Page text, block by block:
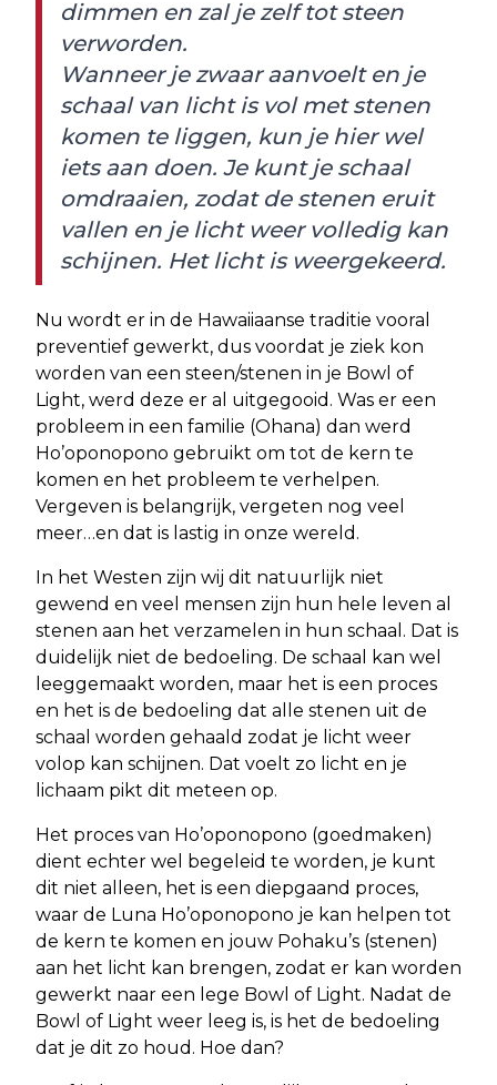
dimmen en zal je zelf tot steen
verworden.
Wanneer je zwaar aanvoelt en je
schaal van licht is vol met stenen
komen te liggen, kun je hier wel
iets aan doen. Je kunt je schaal
omdraaien, zodat de stenen eruit
vallen en je licht weer volledig kan
schijnen. Het licht is weergekeerd.
Nu wordt er in de Hawaiiaanse traditie vooral
preventief gewerkt, dus voordat je ziek kon
worden van een steen/stenen in je Bowl of
Light, werd deze er al uitgegooid. Was er een
probleem in een familie (Ohana) dan werd
Ho’oponopono gebruikt om tot de kern te
komen en het probleem te verhelpen.
Vergeven is belangrijk, vergeten nog veel
meer…en dat is lastig in onze wereld.
In het Westen zijn wij dit natuurlijk niet
gewend en veel mensen zijn hun hele leven al
stenen aan het verzamelen in hun schaal. Dat is
duidelijk niet de bedoeling. De schaal kan wel
leeggemaakt worden, maar het is een proces
en het is de bedoeling dat alle stenen uit de
schaal worden gehaald zodat je licht weer
volop kan schijnen. Dat voelt zo licht en je
lichaam pikt dit meteen op.
Het proces van Ho’oponopono (goedmaken)
dient echter wel begeleid te worden, je kunt
dit niet alleen, het is een diepgaand proces,
waar de Luna Ho’oponopono je kan helpen tot
de kern te komen en jouw Pohaku’s (stenen)
aan het licht kan brengen, zodat er kan worden
gewerkt naar een lege Bowl of Light. Nadat de
Bowl of Light weer leeg is, is het de bedoeling
dat je dit zo houd. Hoe dan?